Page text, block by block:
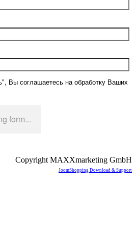
Вы соглашаетесь на обработку Ваших
form...
Copyright MAXXmarketing GmbH
JoomShopping Download & Support